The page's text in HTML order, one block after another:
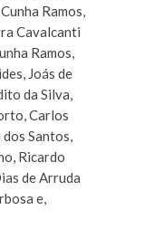
Ramos,
Cavalcanti
Ramos,
Joás de
da Silva,
Carlos
Santos,
Ricardo
de Arruda
e,